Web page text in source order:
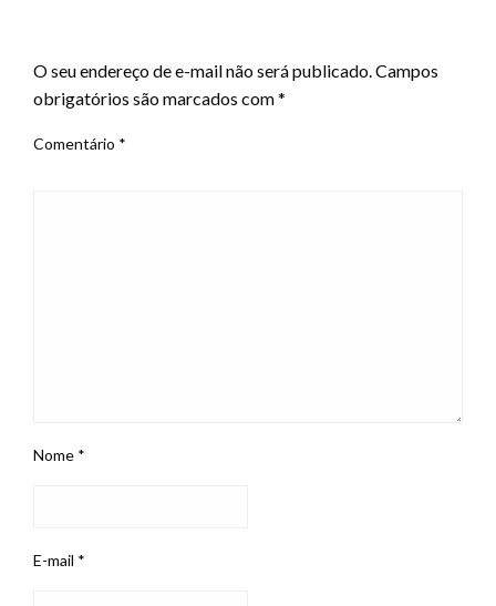
O seu endereço de e-mail não será publicado.Campos
obrigatórios são marcados com*
Comentário *
Nome *
E-mail *